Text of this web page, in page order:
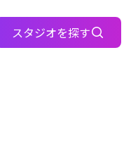
スタジオを探す